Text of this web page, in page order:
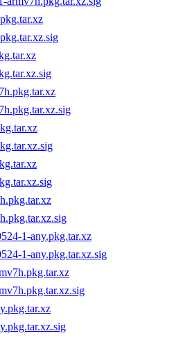
1-any.pkg.tar.xz
1-any.pkg.tar.xz.sig